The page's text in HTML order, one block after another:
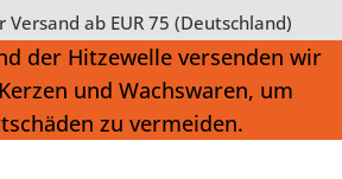
Versand ab EUR 75 (Deutschland)
der Hitzewelle versenden wir
und Wachswaren, um
zu vermeiden.